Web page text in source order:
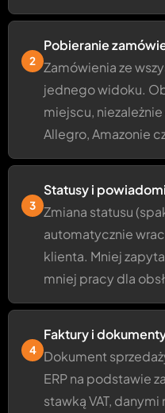
2
Pobieranie
Zamówienia ze
jednego widoku.
miejscu,
Allegro, Amazonie
3
Statusy i
Zmiana statusu
automatycznie
klienta. Mniej
mniej pracy dla
4
Faktury i
Dokument
ERP na podstawie
stawką VAT,